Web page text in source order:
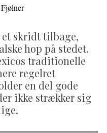
skridt tilbage,
hop på stedet.
traditionelle
regelret
en del gode
ikke strækker sig